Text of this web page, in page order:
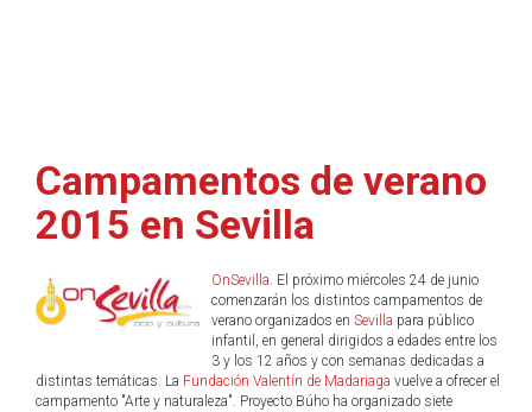
Campamentos de verano
2015 en Sevilla
OnSevilla. El próximo miércoles 24 de junio
comenzarán los distintos campamentos de
verano organizados en Sevilla para público
infantil, en general dirigidos a edades entre los
3 y los 12 años y con semanas dedicadas a
distintas temáticas. La Fundación Valentín de Madariaga vuelve a ofrecer el
campamento "Arte y naturaleza". Proyecto Búho ha organizado siete